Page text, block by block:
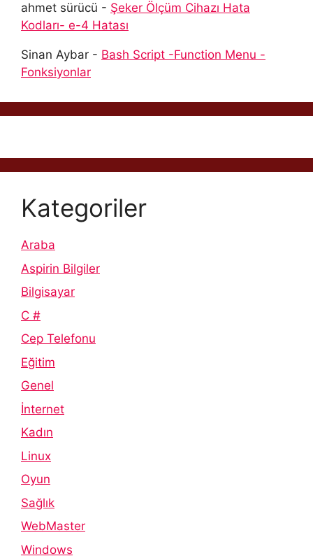
ahmet sürücü - Şeker Ölçüm Cihazı Hata
Kodları- e-4 Hatası
Sinan Aybar - Bash Script -Function Menu -
Fonksiyonlar
Kategoriler
Araba
Aspirin Bilgiler
Bilgisayar
C #
Cep Telefonu
Eğitim
Genel
İnternet
Kadın
Linux
Oyun
Sağlık
WebMaster
Windows